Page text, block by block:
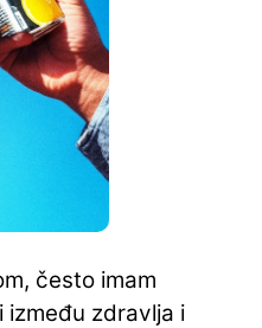
često imam
između zdravlja i